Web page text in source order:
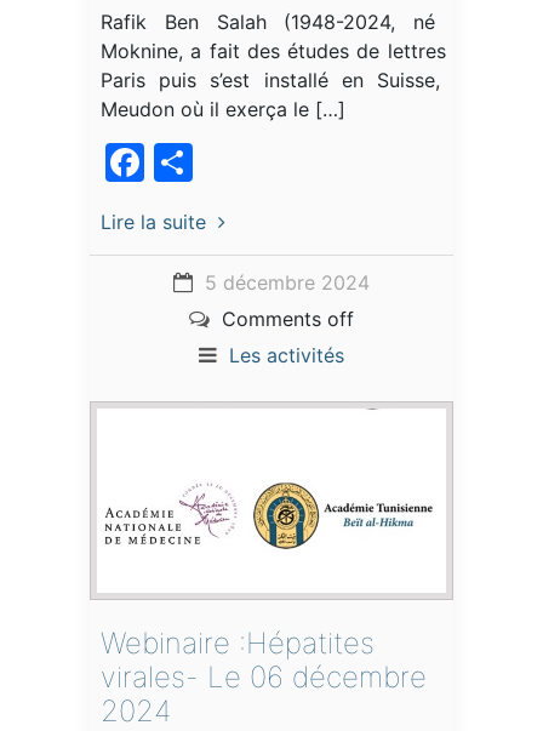
Rafik Ben Salah (1948-2024, né à
Moknine, a fait des études de lettres à
Paris puis s’est installé en Suisse, à
Meudon où il exerça le […]
Facebook
Lire la suite
5 décembre 2024
Comments off
Les activités
Webinaire :Hépatites
virales- Le 06 décembre
2024